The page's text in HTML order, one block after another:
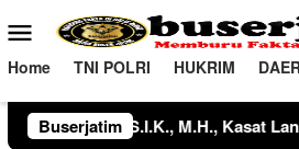
ke
konten
Menu
Mobile
Home TNI POLRI HUKRIM
Buserjatim